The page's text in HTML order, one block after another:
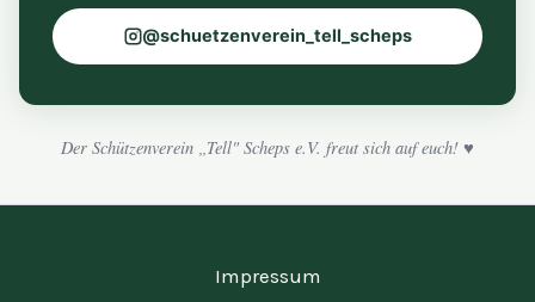
@schuetzenverein_tell_scheps
Der Schützenverein „Tell" Scheps e.V. freut sich auf euch! ♥
Impressum